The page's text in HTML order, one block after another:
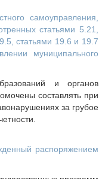
самоуправления,
статьями 5.21,
статьями 19.6 и 19.7
муниципального
и органов
составлять при
за грубое
распоряжением